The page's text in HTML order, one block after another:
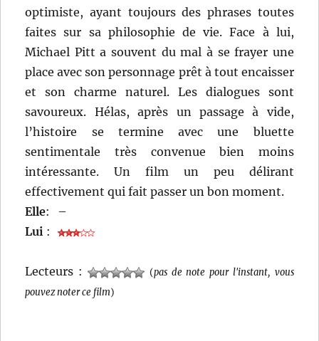
optimiste, ayant toujours des phrases toutes
faites sur sa philosophie de vie. Face à lui,
Michael Pitt a souvent du mal à se frayer une
place avec son personnage prêt à tout encaisser
et son charme naturel. Les dialogues sont
savoureux. Hélas, après un passage à vide,
l’histoire se termine avec une bluette
sentimentale très convenue bien moins
intéressante. Un film un peu délirant
effectivement qui fait passer un bon moment.
Elle:
–
Lui :
Lecteurs : (pas de note pour l'instant, vous
pouvez noter ce film)